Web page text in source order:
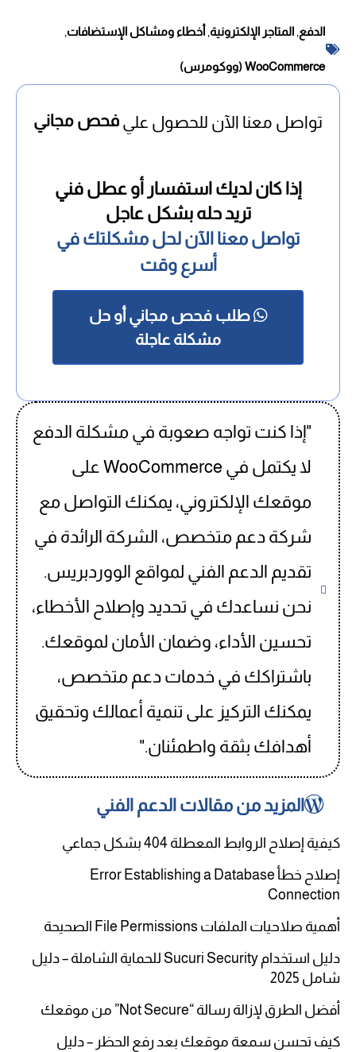
الدفع المتاجر الإلكترونية أخطاء ومشاكل الإستضافات
WooCommerce (ووكومرس)
تواصل معنا الآن للحصول علي فحص مجاني
إذا كان لديك استفسار أو عطل فني
تريد حله بشكل عاجل
تواصل معنا الآن لحل مشكلتك في
أسرع وقت
طلب فحص مجاني أو حل
مشكلة عاجلة
"إذا كنت تواجه صعوبة في مشكلة الدفع
لا يكتمل في WooCommerce على
موقعك الإلكتروني، يمكنك التواصل مع
شركة دعم متخصص، الشركة الرائدة في
تقديم الدعم الفني لمواقع الووردبريس.
نحن نساعدك في تحديد وإصلاح الأخطاء،
تحسين الأداء، وضمان الأمان لموقعك.
باشتراكك في خدمات دعم متخصص،
يمكنك التركيز على تنمية أعمالك وتحقيق
أهدافك بثقة واطمئنان."
المزيد من مقالات الدعم الفني
كيفية إصلاح الروابط المعطلة 404 بشكل جماعي
إصلاح خطأ Error Establishing a Database
Connection
أهمية صلاحيات الملفات File Permissions الصحيحة
دليل استخدام Sucuri Security للحماية الشاملة – دليل
شامل 2025
أفضل الطرق لإزالة رسالة “Not Secure” من موقعك
كيف تحسن سمعة موقعك بعد رفع الحظر – دليل